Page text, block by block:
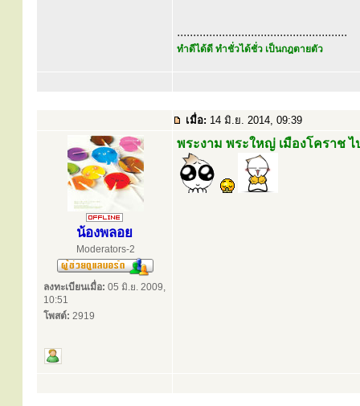
.....................................................
ทำดีได้ดี ทำชั่วได้ชั่ว เป็นกฎตายตัว
เมื่อ: 14 มิ.ย. 2014, 09:39
น้องพลอย
Moderators-2
ลงทะเบียนเมื่อ: 05 มิ.ย. 2009,
10:51
โพสต์: 2919
พระงาม พระใหญ่ เมืองโคราช